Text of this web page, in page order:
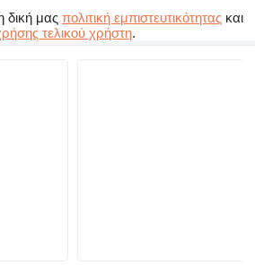
δική μας πολιτική εμπιστευτικότητας και
τελικού χρήστη.